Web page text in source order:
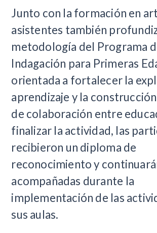
Junto con la formación en
asistentes también
metodología del Programa
Indagación para Primeras
orientada a fortalecer la
aprendizaje y la
de colaboración entre
finalizar la actividad, las
recibieron un diploma de
reconocimiento y
acompañadas durante la
implementación de las
sus aulas.